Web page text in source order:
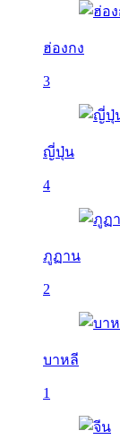
ฮ่องกง
3
ญี่ปุ่น
4
ภูฏาน
2
บาหลี
1